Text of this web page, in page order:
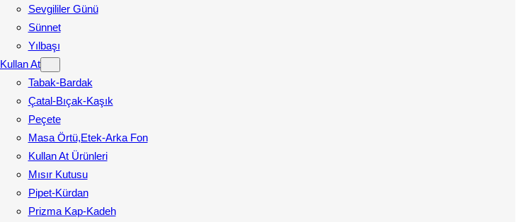
Sevgililer Günü
Sünnet
Yılbaşı
Kullan At
Tabak-Bardak
Çatal-Bıçak-Kaşık
Peçete
Masa Örtü,Etek-Arka Fon
Kullan At Ürünleri
Mısır Kutusu
Pipet-Kürdan
Prizma Kap-Kadeh